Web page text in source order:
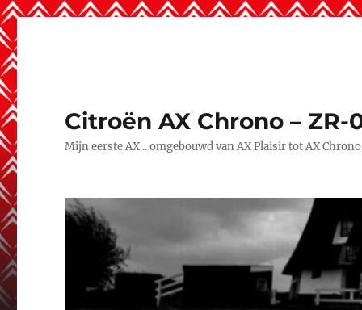
Citroën AX Chrono – ZR-
Mijn eerste AX .. omgebouwd van AX Plaisir tot AX Chrono